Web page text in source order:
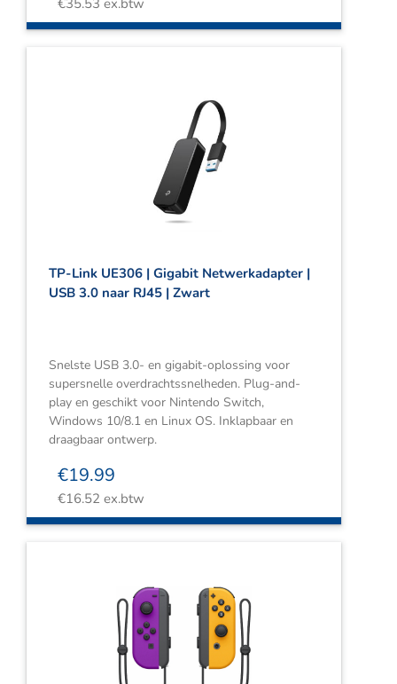
€35.53 ex.btw
TP-Link UE306 | Gigabit Netwerkadapter |
USB 3.0 naar RJ45 | Zwart
Snelste USB 3.0- en gigabit-oplossing voor
supersnelle overdrachtssnelheden. Plug-and-
play en geschikt voor Nintendo Switch,
Windows 10/8.1 en Linux OS. Inklapbaar en
draagbaar ontwerp.
€19.99
€16.52 ex.btw